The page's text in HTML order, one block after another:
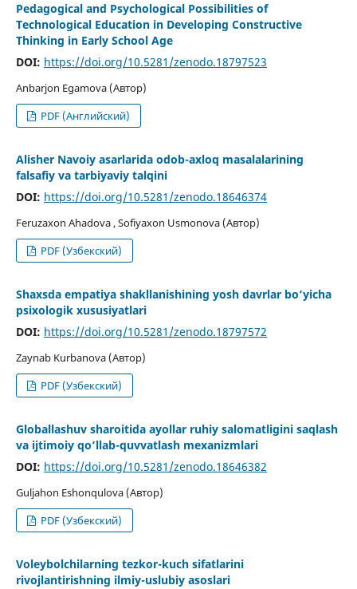
Pedagogical and Psychological Possibilities of
Technological Education in Developing Constructive
Thinking in Early School Age
DOI: https://doi.org/10.5281/zenodo.18797523
Anbarjon Egamova (Автор)
PDF (Английский)
Alisher Navoiy asarlarida odob-axloq masalalarining
falsafiy va tarbiyaviy talqini
DOI: https://doi.org/10.5281/zenodo.18646374
Feruzaxon Ahadova , Sofiyaxon Usmonova (Автор)
PDF (Узбекский)
Shaxsda empatiya shakllanishining yosh davrlar bo‘yicha
psixologik xususiyatlari
DOI: https://doi.org/10.5281/zenodo.18797572
Zaynab Kurbanova (Автор)
PDF (Узбекский)
Globallashuv sharoitida ayollar ruhiy salomatligini saqlash
va ijtimoiy qo‘llab-quvvatlash mexanizmlari
DOI: https://doi.org/10.5281/zenodo.18646382
Guljahon Eshonqulova (Автор)
PDF (Узбекский)
Voleybolchilarning tezkor-kuch sifatlarini
rivojlantirishning ilmiy-uslubiy asoslari